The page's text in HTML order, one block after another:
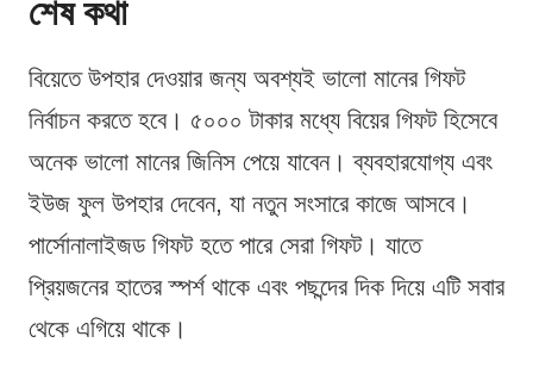
শেষ কথা
বিয়েতে উপহার দেওয়ার জন্য অবশ্যই ভালো মানের গিফট
নির্বাচন করতে হবে। ৫০০০ টাকার মধ্যে বিয়ের গিফট হিসেবে
অনেক ভালো মানের জিনিস পেয়ে যাবেন। ব্যবহারযোগ্য এবং
ইউজ ফুল উপহার দেবেন, যা নতুন সংসারে কাজে আসবে।
পার্সোনালাইজড গিফট হতে পারে সেরা গিফট। যাতে
প্রিয়জনের হাতের স্পর্শ থাকে এবং পছন্দের দিক দিয়ে এটি সবার
থেকে এগিয়ে থাকে।